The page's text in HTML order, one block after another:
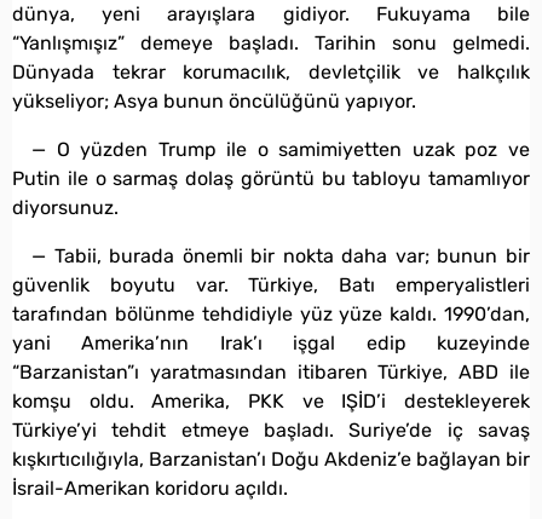
dünya, yeni arayışlara gidiyor. Fukuyama bile
“Yanlışmışız” demeye başladı. Tarihin sonu gelmedi.
Dünyada tekrar korumacılık, devletçilik ve halkçılık
yükseliyor; Asya bunun öncülüğünü yapıyor.
— O yüzden Trump ile o samimiyetten uzak poz ve
Putin ile o sarmaş dolaş görüntü bu tabloyu tamamlıyor
diyorsunuz.
— Tabii, burada önemli bir nokta daha var; bunun bir
güvenlik boyutu var. Türkiye, Batı emperyalistleri
tarafından bölünme tehdidiyle yüz yüze kaldı. 1990’dan,
yani Amerika’nın Irak’ı işgal edip kuzeyinde
“Barzanistan”ı yaratmasından itibaren Türkiye, ABD ile
komşu oldu. Amerika, PKK ve IŞİD’i destekleyerek
Türkiye’yi tehdit etmeye başladı. Suriye’de iç savaş
kışkırtıcılığıyla, Barzanistan’ı Doğu Akdeniz’e bağlayan bir
İsrail-Amerikan koridoru açıldı.